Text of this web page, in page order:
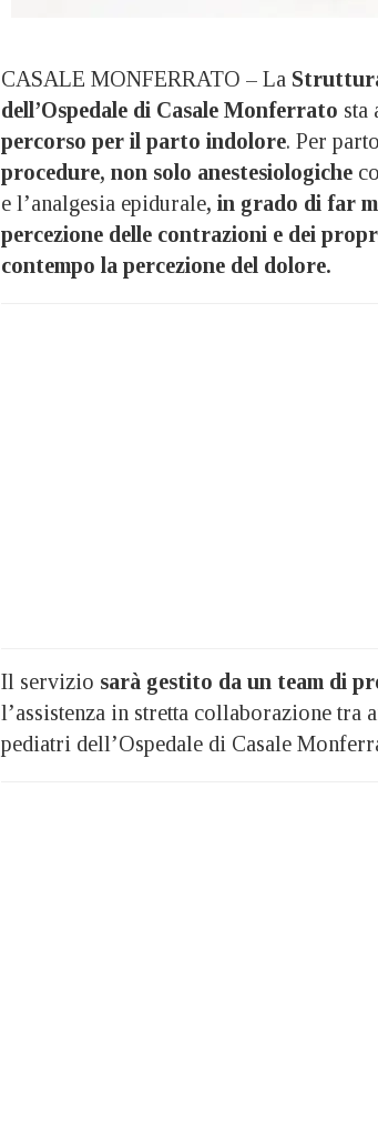
CASALE MONFERRATO – La
dell’Ospedale di Casale Monferrato sta
percorso per il parto indolore. Per
procedure, non solo anestesiologiche
e l’analgesia epidurale, in grado di far
percezione delle contrazioni e dei
contempo la percezione del dolore.
Il servizio sarà gestito da un team di
l’assistenza in stretta collaborazione tra
pediatri dell’Ospedale di Casale